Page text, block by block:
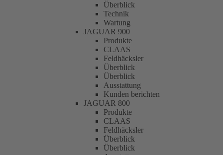
Überblick
Technik
Wartung
JAGUAR 900
Produkte
CLAAS
Feldhäcksler
Überblick
Überblick
Ausstattung
Kunden berichten
JAGUAR 800
Produkte
CLAAS
Feldhäcksler
Überblick
Überblick